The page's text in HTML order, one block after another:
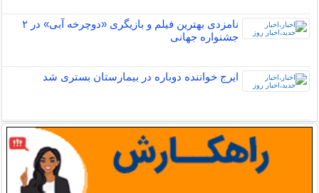
نامزدی بهترین فیلم و بازیگری «دوچرخه آبی» در ۲
جشنواره جهانی
ایرج خواننده دوباره در بیمارستان بستری شد